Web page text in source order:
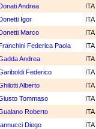
Andrea
ITA
Igor
ITA
Marco
ITA
Federica Paola
ITA
Andrea
ITA
Federico
ITA
Alberto
ITA
Tommaso
ITA
Roberto
ITA
Diego
ITA